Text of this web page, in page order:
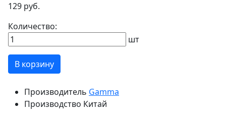
129 руб.
Количество:
шт
В корзину
Производитель Gamma
Производство Китай